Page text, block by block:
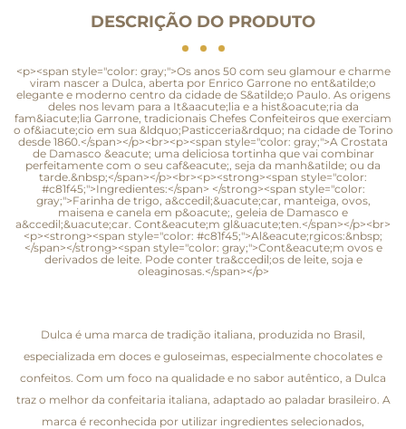
DESCRIÇÃO DO PRODUTO
<p><span style="color: gray;">Os anos 50 com seu glamour e charme
viram nascer a Dulca, aberta por Enrico Garrone no ent&atilde;o
elegante e moderno centro da cidade de S&atilde;o Paulo. As origens
deles nos levam para a It&aacute;lia e a hist&oacute;ria da
fam&iacute;lia Garrone, tradicionais Chefes Confeiteiros que exerciam
o of&iacute;cio em sua &ldquo;Pasticceria&rdquo; na cidade de Torino
desde 1860.</span></p><br><p><span style="color: gray;">A Crostata
de Damasco &eacute; uma deliciosa tortinha que vai combinar
perfeitamente com o seu caf&eacute;, seja da manh&atilde; ou da
tarde.&nbsp;</span></p><br><p><strong><span style="color:
#c81f45;">Ingredientes:</span> </strong><span style="color:
gray;">Farinha de trigo, a&ccedil;&uacute;car, manteiga, ovos,
maisena e canela em p&oacute;, geleia de Damasco e
a&ccedil;&uacute;car. Cont&eacute;m gl&uacute;ten.</span></p><br>
<p><strong><span style="color: #c81f45;">Al&eacute;rgicos:&nbsp;
</span></strong><span style="color: gray;">Cont&eacute;m ovos e
derivados de leite. Pode conter tra&ccedil;os de leite, soja e
oleaginosas.</span></p>
Dulca é uma marca de tradição italiana, produzida no Brasil,
especializada em doces e guloseimas, especialmente chocolates e
confeitos. Com um foco na qualidade e no sabor autêntico, a Dulca
traz o melhor da confeitaria italiana, adaptado ao paladar brasileiro. A
marca é reconhecida por utilizar ingredientes selecionados,